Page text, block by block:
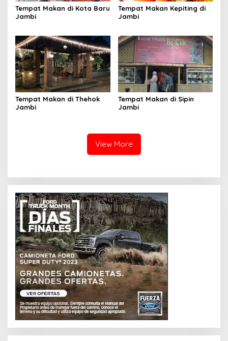
Tempat Makan di Kota Baru
Jambi
Tempat Makan Kepiting di
Jambi
Tempat Makan di Thehok
Jambi
Tempat Makan di Sipin
Jambi
View More